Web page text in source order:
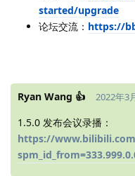
started/upgrade
论坛交流： https://
Ryan Wang 👍 2022年3
1.5.0 发布会议录播：
https://